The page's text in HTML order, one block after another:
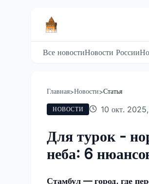
Все новостиНовости России
Главная>Новости>Статья
НОВОСТИ 10 окт.
Для турок -
неба: 6
Стамбул — город, где